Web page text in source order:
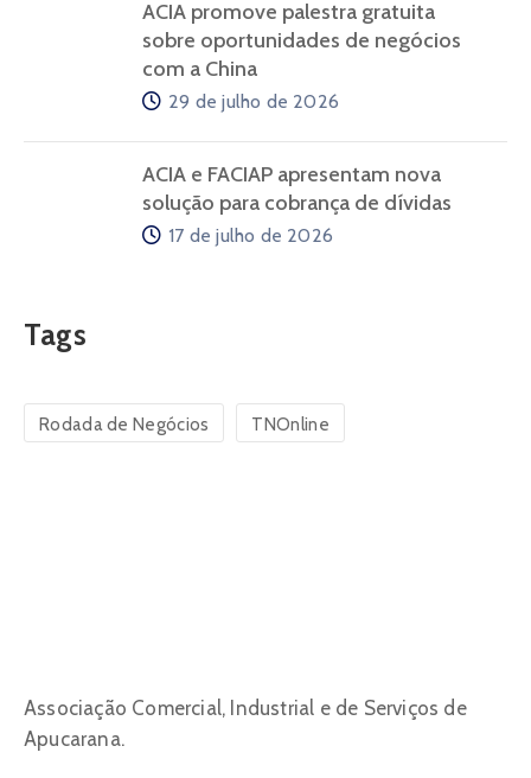
ACIA promove palestra gratuita
sobre oportunidades de negócios
com a China
29 de julho de 2026
ACIA e FACIAP apresentam nova
solução para cobrança de dívidas
17 de julho de 2026
Tags
Rodada de Negócios TNOnline
Associação Comercial, Industrial e de Serviços de
Apucarana.